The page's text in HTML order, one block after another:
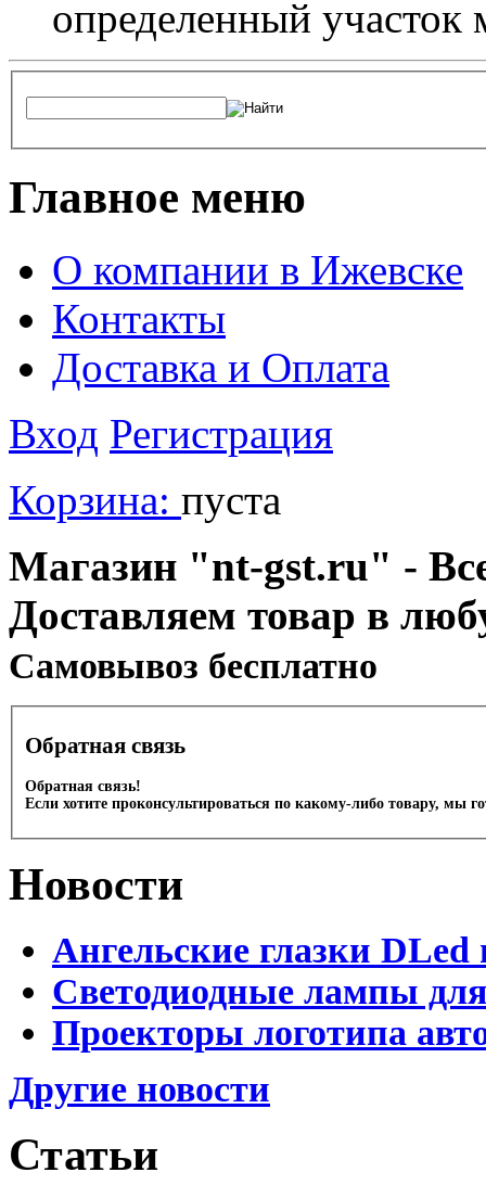
определенный участок
Главное меню
О компании в Ижевске
Контакты
Доставка и Оплата
Вход Регистрация
Корзина: пуста
Магазин "nt-gst.ru" -
Доставляем товар в
Cамовывоз бесплатно
Обратная связь
Обратная связь!
Если хотите проконсультироваться по какому-либо товару, мы
Новости
Ангельские глазки DLed
Светодиодные лампы
Проекторы логотипа
Другие новости
Статьи